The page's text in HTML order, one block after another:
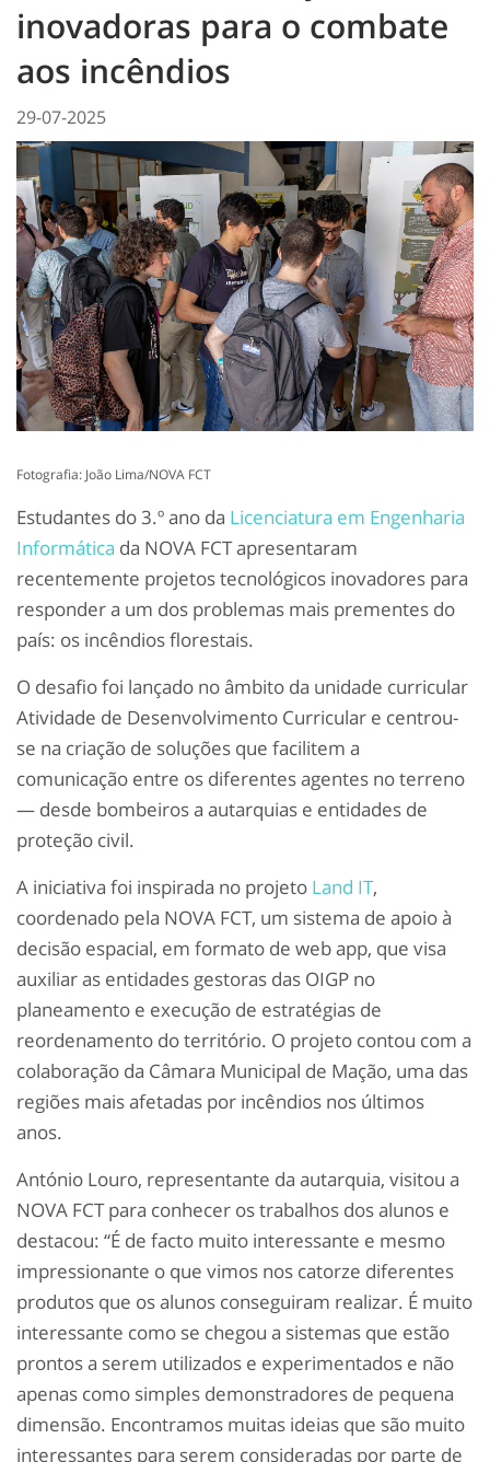
inovadoras para o combate
aos incêndios
29-07-2025
Fotografia: João Lima/NOVA FCT
Estudantes do 3.º ano da Licenciatura em Engenharia
Informática da NOVA FCT apresentaram
recentemente projetos tecnológicos inovadores para
responder a um dos problemas mais prementes do
país: os incêndios florestais.
O desafio foi lançado no âmbito da unidade curricular
Atividade de Desenvolvimento Curricular e centrou-
se na criação de soluções que facilitem a
comunicação entre os diferentes agentes no terreno
— desde bombeiros a autarquias e entidades de
proteção civil.
A iniciativa foi inspirada no projeto Land IT,
coordenado pela NOVA FCT, um sistema de apoio à
decisão espacial, em formato de web app, que visa
auxiliar as entidades gestoras das OIGP no
planeamento e execução de estratégias de
reordenamento do território. O projeto contou com a
colaboração da Câmara Municipal de Mação, uma das
regiões mais afetadas por incêndios nos últimos
anos.
António Louro, representante da autarquia, visitou a
NOVA FCT para conhecer os trabalhos dos alunos e
destacou: “É de facto muito interessante e mesmo
impressionante o que vimos nos catorze diferentes
produtos que os alunos conseguiram realizar. É muito
interessante como se chegou a sistemas que estão
prontos a serem utilizados e experimentados e não
apenas como simples demonstradores de pequena
dimensão. Encontramos muitas ideias que são muito
interessantes para serem consideradas por parte de